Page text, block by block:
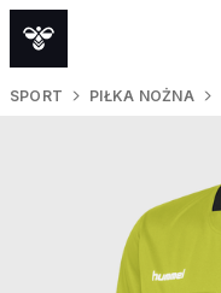
SPORT PIŁKA NOŻNA